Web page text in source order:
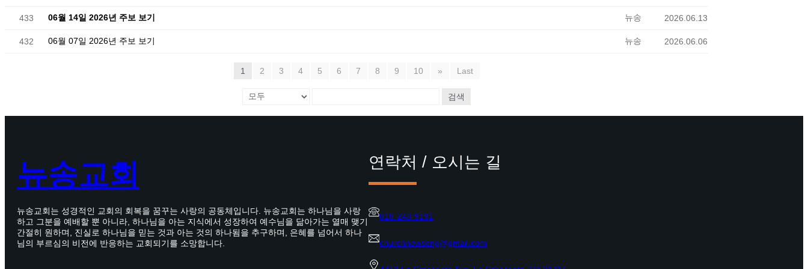
433 06월 14일 2026년 주보 보기 뉴송 2026.06.13
432 06월 07일 2026년 주보 보기 뉴송 2026.06.06
1 2 3 4 5 6 7 8 9 10 » Last
검색
뉴송교회
뉴송교회는 성경적인 교회의 회복을 꿈꾸는 사랑의 공동체입니다. 뉴송교회는 하나님을 사랑
하고 그분을 예배할 뿐 아니라, 하나님을 아는 지식에서 성장하여 예수님을 닮아가는 열매 맺기
간절히 원하며, 진실로 하나님을 믿는 것과 아는 것의 하나됨을 추구하며, 은혜를 넘어서 하나
님의 부르심의 비전에 반응하는 교회되기를 소망합니다.
연락처 / 오시는 길
818-248-9191
churchnewsong@gmail.com